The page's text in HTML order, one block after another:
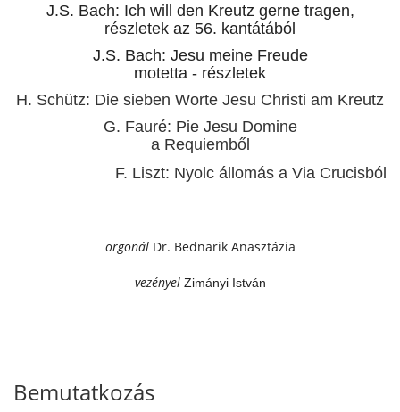
J.S. Bach: Ich will den Kreutz gerne tragen,
részletek az 56. kantátából
J.S. Bach: Jesu meine Freude
motetta - részletek
H. Schütz: Die sieben Worte Jesu Christi am Kreutz
G. Fauré: Pie Jesu Domine
a Requiemből
F. Liszt: Nyolc állomás a Via Crucisból
orgonálDr. Bednarik Anasztázia
vezényelZimányi István
Bemutatkozás